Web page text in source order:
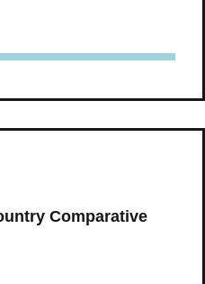
Comparative